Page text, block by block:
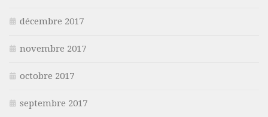
décembre 2017
novembre 2017
octobre 2017
septembre 2017